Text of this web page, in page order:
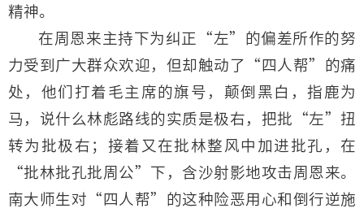
精神。
在周恩来主持下为纠正“左”的偏差所作的努
力受到广大群众欢迎，但却触动了“四人帮”的痛
处，他们打着毛主席的旗号，颠倒黑白，指鹿为
马，说什么林彪路线的实质是极右，把批“左”扭
转为批极右；接着又在批林整风中加进批孔，在
“批林批孔批周公”下，含沙射影地攻击周恩来。
南大师生对“四人帮”的这种险恶用心和倒行逆施